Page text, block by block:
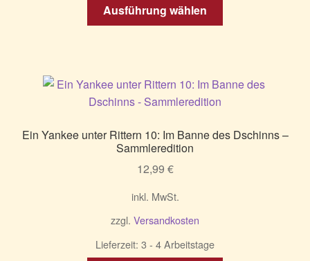
Ausführung wählen
auf.
können
Ein Yankee unter Rittern 10: Im Banne des Dschinns –
Sammleredition
12,99 €
inkl. MwSt.
zzgl. Versandkosten
Lieferzeit: 3 - 4 Arbeitstage